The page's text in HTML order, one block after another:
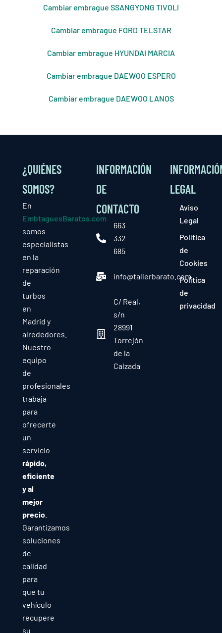
Cambiar embrague SSANGYONG TIVOLI
Cambiar embrague FORD TELSTAR
Cambiar embrague HYUNDAI MARCIA
Cambiar embrague DAEWOO ESPERO
Cambiar embrague DAEWOO LANOS
¿QUIÉNES
SOMOS?
En
EmbtaguesBaratos.com
somos
especialistas
en la
reparación
de
turbos
en
Madrid y
alrededores.
Nuestro
equipo
de
profesionales
trabaja
para
ofrecerte
un
servicio
rápido,
eficiente
y al
mejor
precio.
Garantizamos
soluciones
de
calidad
para
que tu
vehículo
recupere
su
INFORMACIÓN
DE
CONTACTO
663
332
685
info@tallerbarato.com
C/ Real,
s/n
28991
Torrejón
de la
Calzada
LEGAL
Aviso
Legal
Política
de
Cookies
Política
de
privacidad